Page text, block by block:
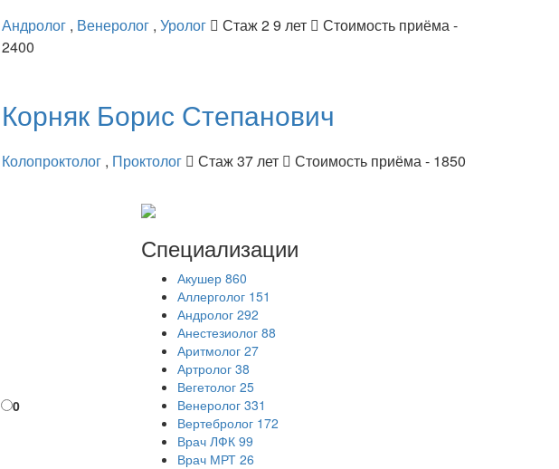
Андролог , Венеролог , Уролог Стаж 2 9 лет
Стоимость приёма -
2400
Корняк Борис Степанович
Колопроктолог , Проктолог Стаж 37 лет Стоимость приёма - 1850
0
Специализации
Акушер 860
Аллерголог 151
Андролог 292
Анестезиолог 88
Аритмолог 27
Артролог 38
Вегетолог 25
Венеролог 331
Вертебролог 172
Врач ЛФК 99
Врач МРТ 26